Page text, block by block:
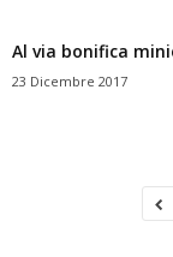
Al via bonifica
23 Dicembre 2017